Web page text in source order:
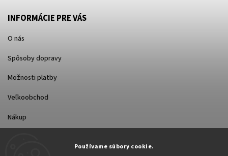
Používame súbory cookie.
INFORMÁCIE PRE VÁS
O nás
Spôsoby dopravy
Možnosti platby
Veľkoobchod
Nákup